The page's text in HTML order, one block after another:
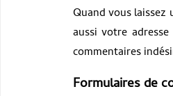
Quand vous
aussi votre
commentaires
Formulaires de